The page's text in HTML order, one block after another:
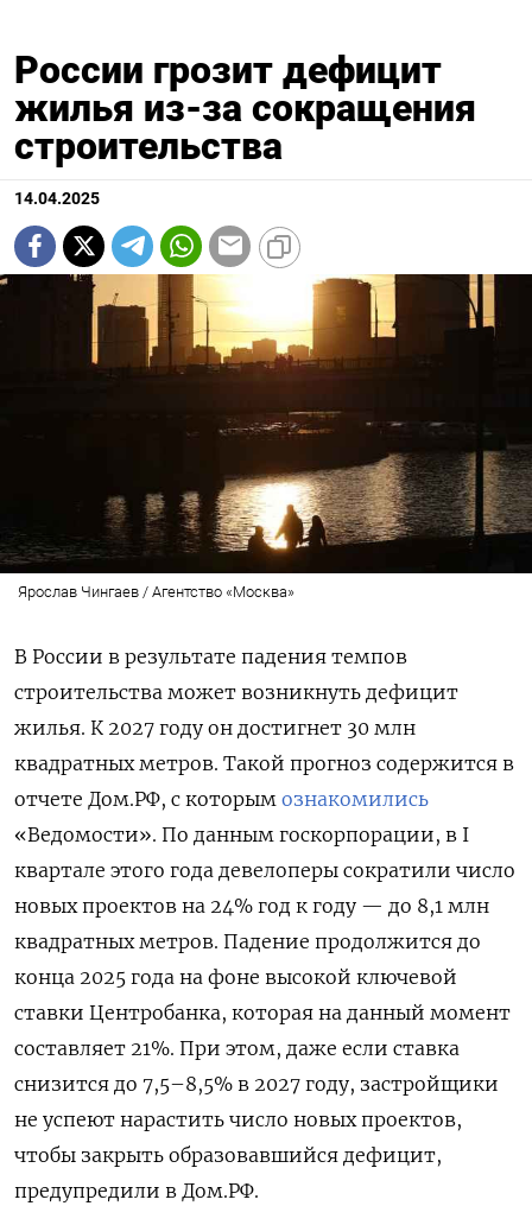
России грозит дефицит
жилья из-за сокращения
строительства
14.04.2025
Ярослав Чингаев / Агентство «Москва»
В России в результате падения темпов
строительства может возникнуть дефицит
жилья. К 2027 году он достигнет 30 млн
квадратных метров. Такой прогноз содержится в
отчете Дом.РФ, с которым ознакомились
«Ведомости». По данным госкорпорации, в I
квартале этого года девелоперы сократили число
новых проектов на 24% год к году — до 8,1 млн
квадратных метров. Падение продолжится до
конца 2025 года на фоне высокой ключевой
ставки Центробанка, которая на данный момент
составляет 21%. При этом, даже если ставка
снизится до 7,5–8,5% в 2027 году, застройщики
не успеют нарастить число новых проектов,
чтобы закрыть образовавшийся дефицит,
предупредили в Дом.РФ.